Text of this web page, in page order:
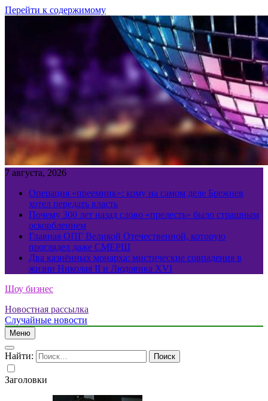
Перейти к содержимому
7 августа, 2026
Операция «преемник»: кому на самом деле Брежнев
хотел передать власть
Почему 300 лет назад слово «прелесть» было страшным
оскорблением
Главная ОПГ Великой Отечественной, которую
проглядел даже СМЕРШ
Два казнённых монарха: мистические совпадения в
жизни Николая II и Людовика XVI
Шоу бизнес
Новостная рассылка
Случайные новости
Меню
Найти:
Заголовки